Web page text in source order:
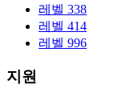
레벨 338
레벨 414
레벨 996
지원